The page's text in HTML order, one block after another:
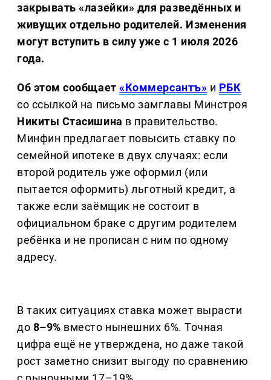
закрывать «лазейки» для разведённых и
живущих отдельно родителей. Изменения
могут вступить в силу уже с 1 июля 2026
года.
Об этом сообщает«Коммерсантъ» и РБК
со ссылкой на письмо замглавы Минстроя
Никиты Стасишина в правительство.
Минфин предлагает повысить ставку по
семейной ипотеке в двух случаях: если
второй родитель уже оформил (или
пытается оформить) льготный кредит, а
также если заёмщик не состоит в
официальном браке с другим родителем
ребёнка и не прописан с ним по одному
адресу.
В таких ситуациях ставка может вырасти
до 8–9% вместо нынешних 6%. Точная
цифра ещё не утверждена, но даже такой
рост заметно снизит выгоду по сравнению